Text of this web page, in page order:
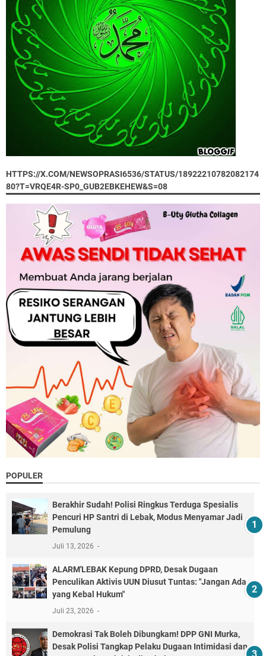
HTTPS://X.COM/NEWSOPRASI6536/STATUS/18922210782082174
80?T=VRQE4R-SP0_GUB2EBKEHEW&S=08
POPULER
Berakhir Sudah! Polisi Ringkus Terduga Spesialis
Pencuri HP Santri di Lebak, Modus Menyamar Jadi
Pemulung
Juli 13, 2026
ALARM'LEBAK Kepung DPRD, Desak Dugaan
Penculikan Aktivis UUN Diusut Tuntas: "Jangan Ada
yang Kebal Hukum"
Juli 23, 2026
Demokrasi Tak Boleh Dibungkam! DPP GNI Murka,
Desak Polisi Tangkap Pelaku Dugaan Intimidasi dan